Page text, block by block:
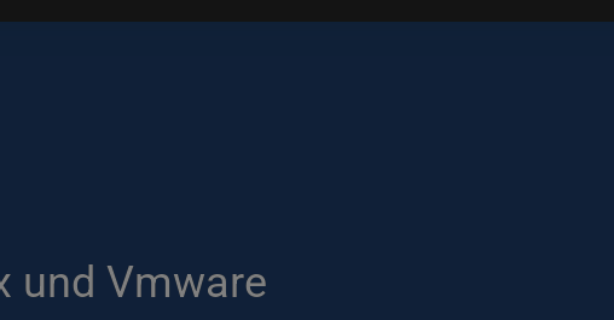
und Vmware